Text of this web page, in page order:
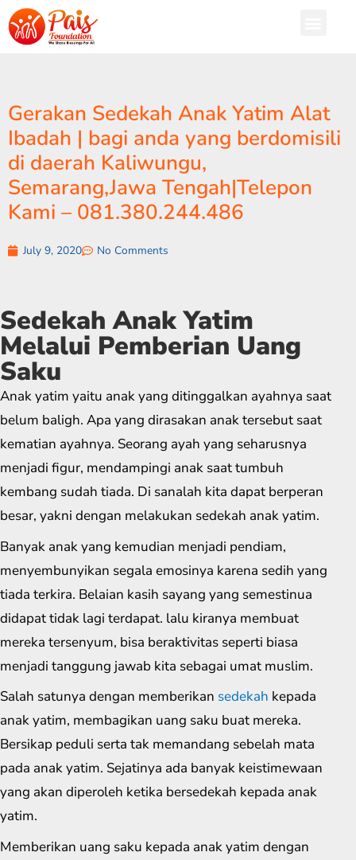
Gerakan Sedekah Anak Yatim Alat
Ibadah | bagi anda yang berdomisili
di daerah Kaliwungu,
Semarang,Jawa Tengah|Telepon
Kami – 081.380.244.486
July 9, 2020 No Comments
Sedekah Anak Yatim
Melalui Pemberian Uang
Saku
Anak yatim yaitu anak yang ditinggalkan ayahnya saat
belum baligh. Apa yang dirasakan anak tersebut saat
kematian ayahnya. Seorang ayah yang seharusnya
menjadi figur, mendampingi anak saat tumbuh
kembang sudah tiada. Di sanalah kita dapat berperan
besar, yakni dengan melakukan sedekah anak yatim.
Banyak anak yang kemudian menjadi pendiam,
menyembunyikan segala emosinya karena sedih yang
tiada terkira. Belaian kasih sayang yang semestinua
didapat tidak lagi terdapat. lalu kiranya membuat
mereka tersenyum, bisa beraktivitas seperti biasa
menjadi tanggung jawab kita sebagai umat muslim.
Salah satunya dengan memberikan sedekah kepada
anak yatim, membagikan uang saku buat mereka.
Bersikap peduli serta tak memandang sebelah mata
pada anak yatim. Sejatinya ada banyak keistimewaan
yang akan diperoleh ketika bersedekah kepada anak
yatim.
Memberikan uang saku kepada anak yatim dengan